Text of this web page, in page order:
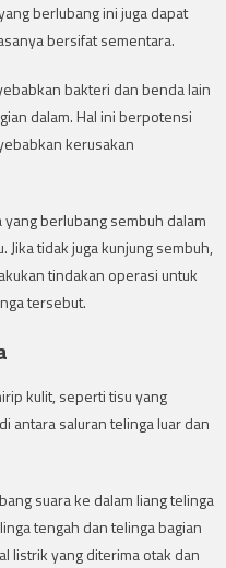
berlubang ini juga dapat
bersifat sementara.
bakteri dan benda lain
dalam. Hal ini berpotensi
kerusakan
berlubang sembuh dalam
tidak juga kunjung sembuh,
tindakan operasi untuk
tersebut.
kulit, seperti tisu yang
antara saluran telinga luar dan
suara ke dalam liang telinga
tengah dan telinga bagian
listrik yang diterima otak dan